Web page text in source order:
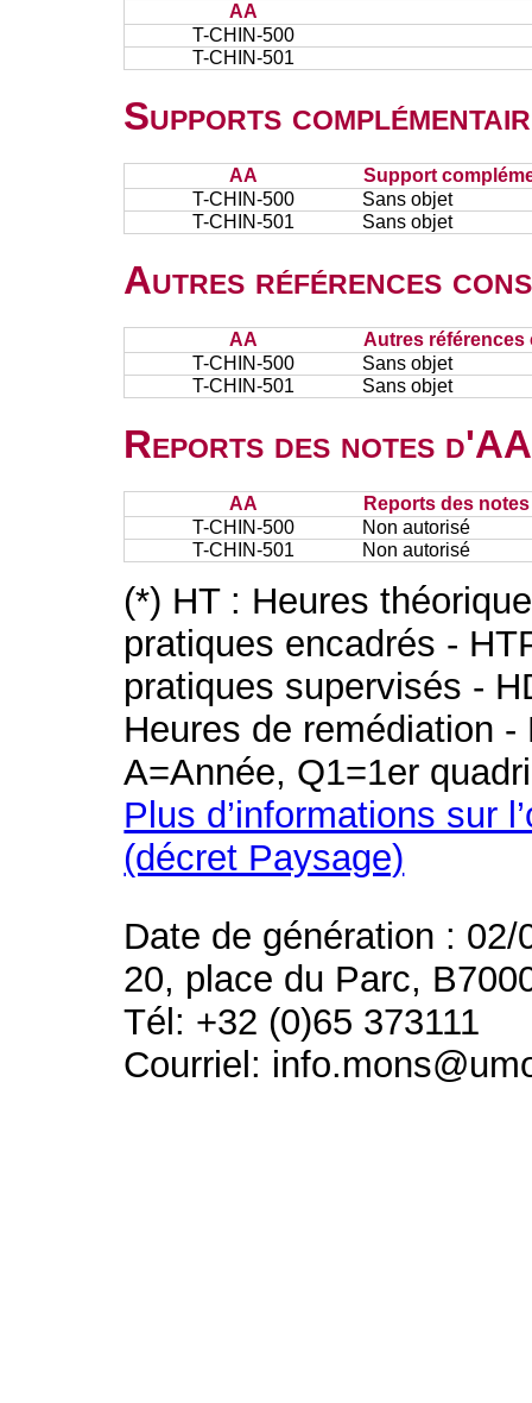
AA
T-CHIN-500
T-CHIN-501
Supports
AA
Support
T-CHIN-500
Sans objet
T-CHIN-501
Sans objet
Autres références
AA
Autres références
T-CHIN-500
Sans objet
T-CHIN-501
Sans objet
Reports des notes
AA
Reports des
T-CHIN-500
Non autorisé
T-CHIN-501
Non autorisé
(*) HT : Heures
pratiques encadrés -
pratiques supervisés -
Heures de remédiation
A=Année, Q1=1er
Plus d’informations sur
(décret Paysage)
Date de génération : 02/
20, place du Parc,
Tél: +32 (0)65 373111
Courriel: